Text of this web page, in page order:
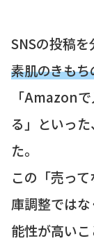
SNSの投稿
素肌のきも
「Amazon
る」といっ
た。
この「売っ
庫調整では
能性が高いこ